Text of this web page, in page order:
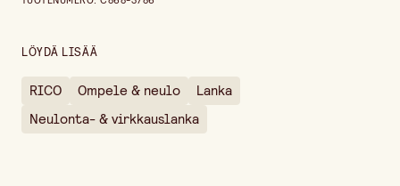
LÖYDÄ LISÄÄ
RICO Ompele & neulo
Lanka
Neulonta- & virkkauslanka